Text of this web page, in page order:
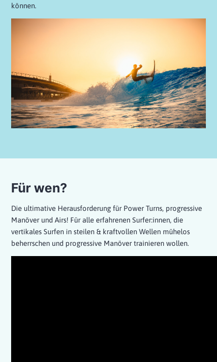
können.
Für wen?
Die ultimative Herausforderung für Power Turns, progressive
Manöver und Airs! Für alle erfahrenen Surfer:innen, die
vertikales Surfen in steilen & kraftvollen Wellen mühelos
beherrschen und progressive Manöver trainieren wollen.